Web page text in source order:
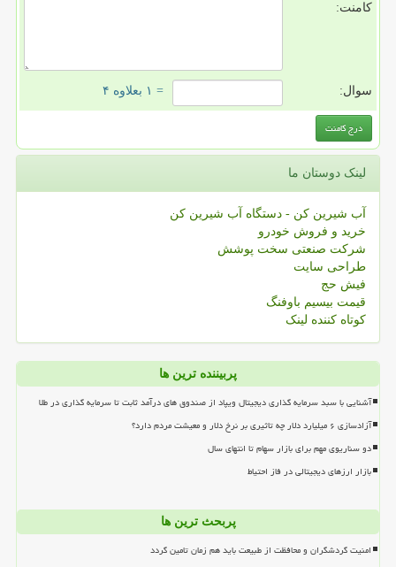
کامنت:
سوال: = ۱ بعلاوه ۴
لینک دوستان ما
آب شیرین کن - دستگاه آب شیرین کن
خرید و فروش خودرو
شرکت صنعتی سخت پوشش
طراحی سایت
فیش حج
قیمت بیسیم باوفنگ
کوتاه کننده لینک
پربیننده ترین ها
آشنایی با سبد سرمایه گذاری دیجیتال ویپاد از صندوق های درآمد ثابت تا سرمایه گذاری در طلا
آزادسازی ۶ میلیارد دلار چه تاثیری بر نرخ دلار و معیشت مردم دارد؟
دو سناریوی مهم برای بازار سهام تا انتهای سال
بازار ارزهای دیجیتالی در فاز احتیاط
پربحث ترین ها
امنیت گردشگران و محافظت از طبیعت باید هم زمان تامین گردد